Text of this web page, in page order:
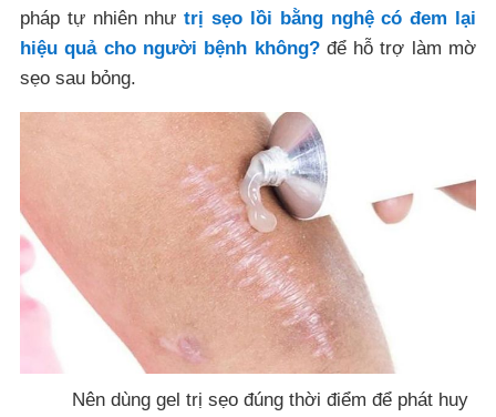
pháp tự nhiên nhưtrị sẹo lồi bằng nghệ có đem lại
hiệu quả cho người bệnh không?để hỗ trợ làm mờ
sẹo sau bỏng.
Nên dùng gel trị sẹo đúng thời điểm để phát huy